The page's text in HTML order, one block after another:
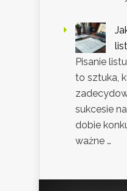
Pisanie
to sztuka,
sukcesie
dobie
ważne …